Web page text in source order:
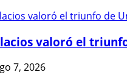
valoró el
7, 2026